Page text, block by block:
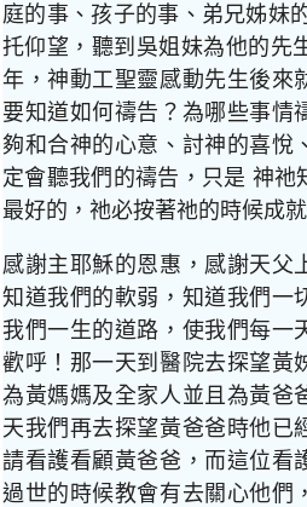
庭的事、孩子的事、弟兄姊妹
托仰望，聽到吳姐妹為他的先
年，神動工聖靈感動先生後來
要知道如何禱告？為哪些事情
夠和合神的心意、討神的喜悅
定會聽我們的禱告，只是 神祂
最好的，祂必按著祂的時候成
感謝主耶穌的恩惠，感謝天父
知道我們的軟弱，知道我們一
我們一生的道路，使我們每一
歡呼！那一天到醫院去探望黃
為黃媽媽及全家人並且為黃爸
天我們再去探望黃爸爸時他已
請看護看顧黃爸爸，而這位看
過世的時候教會有去關心他們